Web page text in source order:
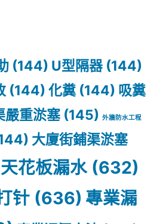
(144) U型隔器 (144)
(144) 化糞 (144) 吸糞
嚴重淤塞(145) 外牆防水工程
大廈街鋪渠淤塞
天花板漏水(632)
针 (636) 專業漏